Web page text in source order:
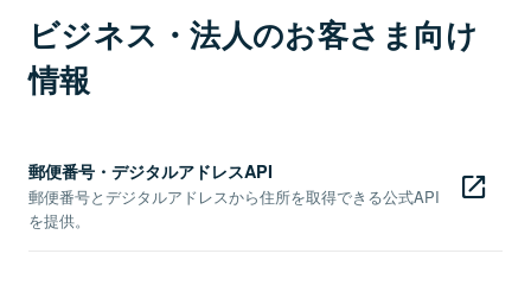
ビジネス・法人のお客さま向け
情報
郵便番号・デジタルアドレスAPI
郵便番号とデジタルアドレスから住所を取得できる公式API
を提供。